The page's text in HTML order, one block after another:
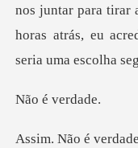
verd
Não é v